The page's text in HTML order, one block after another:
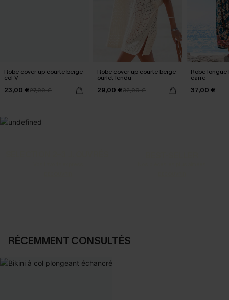
Robe cover up courte beige
col V
23,00 €27,00 €
Robe cover up courte beige
ourlet fendu
29,00 €32,00 €
Robe
carré
37,00 €
RÉCEMMENT CONSULTÉS